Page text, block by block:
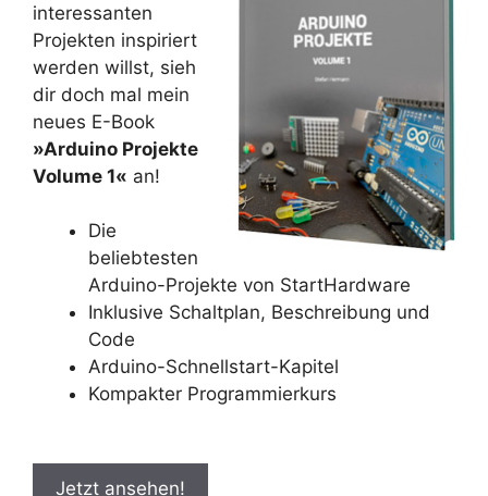
interessanten
Projekten inspiriert
werden willst, sieh
dir doch mal mein
neues E-Book
»Arduino Projekte
Volume 1« an!
Die
beliebtesten
Arduino-Projekte von StartHardware
Inklusive Schaltplan, Beschreibung und
Code
Arduino-Schnellstart-Kapitel
Kompakter Programmierkurs
Jetzt ansehen!